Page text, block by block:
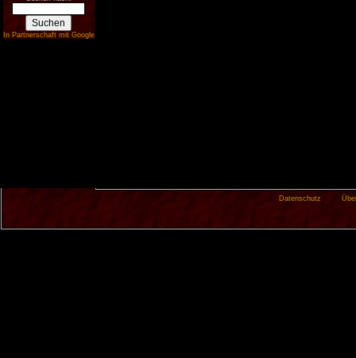
In Partnerschaft mit Google
Datenschutz